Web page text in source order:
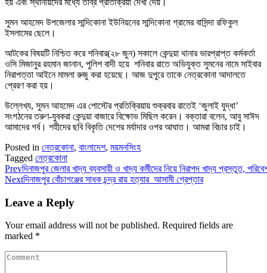
সুমন আহমেদ উপজেলার সান্দিকোনা ইউনিয়নের সান্দিকোনা গ্রামের বাসিন্দা রফিকুল
ইসলামের ছেলে।
আটকের বিষয়টি নিশ্চিত করে শনিবার(২৮ জুন) সকালে কেন্দুয়া থানার ভারপ্রাপ্ত কর্মকর্তা
ওসি মিজানুর রহমান জানান, পুলিশ বাদী হয়ে শনিবার রাতে অভিযুক্ত সুমনের নামে সাইবার
নিরাপত্তা আইনে মামলা রুজু করা হয়েছে। আজ দুপুরে তাকে নেত্রকোনা আদালতে
প্রেরণ করা হয়।
উল্লেখ্য, সুমন আহমেদ এর পোস্টের প্রতিক্রিয়ায় শুক্রবার রাতেই ‘জুলাই যুদ্ধা’
সংগঠনের তরুণ-যুবকরা কেন্দুয়া বাজারে বিক্ষোভ মিছিল করেন। বক্তারা বলেন, আবু সাঈদ
আমাদের গর্ব। শহীদের ছবি বিকৃতি দেশের মর্যাদার ওপর আঘাত। আমরা বিচার চাই।
Posted in নেত্রকোনা, বাংলাদেশ, ময়মনসিংহ
Tagged নেত্রকোনা
Prevদিনাজপুর জেলার খাদ্য ব্যবসায়ী ও খাদ্য কর্মীদের নিয়ে নিরাপদ খাদ্য প্রস্তুত,
Nextদিনাজপুর বোঁচাগঞ্জের সাধক চন্দ্র রায় হত্যার আসামী গ্রেপ্তার
Leave a Reply
Your email address will not be published. Required fields are
marked *